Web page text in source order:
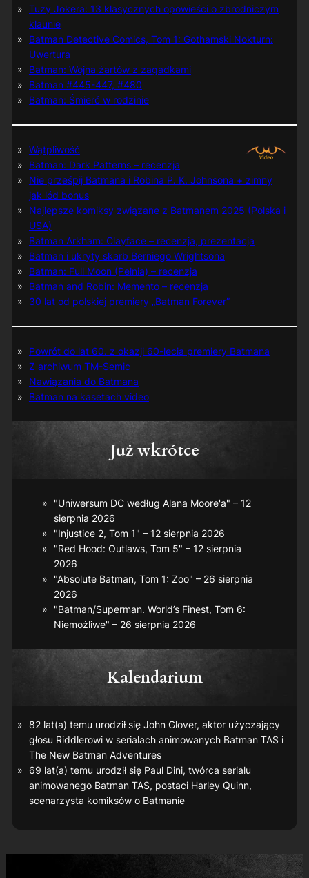
Tuzy Jokera: 13 klasycznych opowieści o zbrodniczym
klaunie
Batman Detective Comics, Tom 1: Gothamski Nokturn:
Uwertura
Batman: Wojna żartów z zagadkami
Batman #445-447, #480
Batman: Śmierć w rodzinie
Wątpliwość
Batman: Dark Patterns – recenzja
Nie prześpij Batmana i Robina P. K. Johnsona + zimny
jak lód bonus
Najlepsze komiksy związane z Batmanem 2025 (Polska i
USA)
Batman Arkham: Clayface – recenzja, prezentacja
Batman i ukryty skarb Berniego Wrightsona
Batman: Full Moon (Pełnia) – recenzja
Batman and Robin: Memento – recenzja
30 lat od polskiej premiery „Batman Forever”
Powrót do lat 60. z okazji 60-lecia premiery Batmana
Z archiwum TM-Semic
Nawiązania do Batmana
Batman na kasetach video
Już wkrótce
"Uniwersum DC według Alana Moore'a" – 12
sierpnia 2026
"Injustice 2, Tom 1" – 12 sierpnia 2026
"Red Hood: Outlaws, Tom 5" – 12 sierpnia
2026
"Absolute Batman, Tom 1: Zoo" – 26 sierpnia
2026
"Batman/Superman. World’s Finest, Tom 6:
Niemożliwe" – 26 sierpnia 2026
Kalendarium
82 lat(a) temu urodził się John Glover, aktor użyczający
głosu Riddlerowi w serialach animowanych Batman TAS i
The New Batman Adventures
69 lat(a) temu urodził się Paul Dini, twórca serialu
animowanego Batman TAS, postaci Harley Quinn,
scenarzysta komiksów o Batmanie